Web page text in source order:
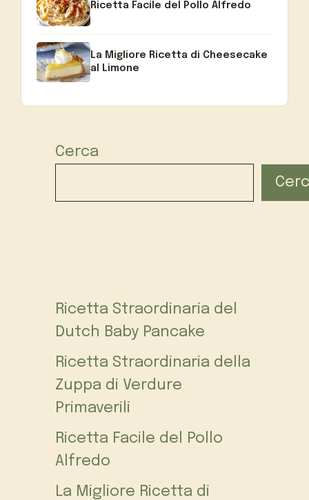
Ricetta Facile del Pollo Alfredo
La Migliore Ricetta di Cheesecake
al Limone
Cerca
Ricetta Straordinaria del
Dutch Baby Pancake
Ricetta Straordinaria della
Zuppa di Verdure
Primaverili
Ricetta Facile del Pollo
Alfredo
La Migliore Ricetta di